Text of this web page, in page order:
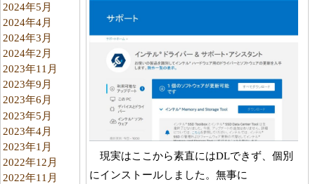
2024年5月
2024年4月
2024年3月
2024年2月
2023年11月
2023年9月
2023年6月
2023年5月
2023年4月
2023年1月
2022年12月
2022年11月
現実はここから素直にはDLできず、個別
にインストールしました。無事に